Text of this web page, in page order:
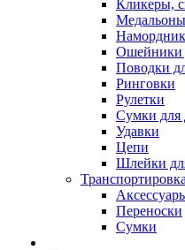
Кликеры,
Ошейники
Поводки
Ринговки
Рулетки
Сумки для
Удавки
Цепи
Шлейки
Переноски
Сумки